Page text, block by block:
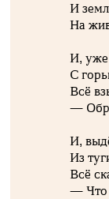
И
На
И, уже
С
Всё
—
И,
Из
Всё
— Что